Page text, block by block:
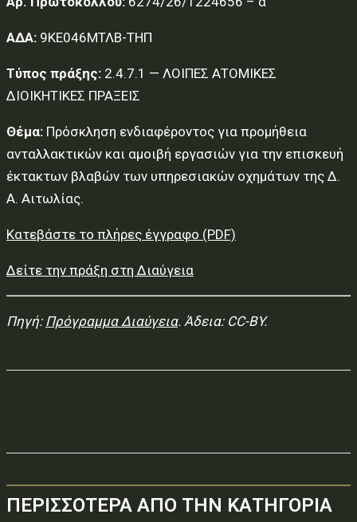
ΑΔΑ: 9ΚΕ046ΜΤΛΒ-ΤΗΠ
Τύπος πράξης: 2.4.7.1 — ΛΟΙΠΕΣ ΑΤΟΜΙΚΕΣ
ΔΙΟΙΚΗΤΙΚΕΣ ΠΡΑΞΕΙΣ
Θέμα: Πρόσκληση ενδιαφέροντος για προμήθεια
ανταλλακτικών και αμοιβή εργασιών για την επισκευή
έκτακτων βλαβών των υπηρεσιακών οχημάτων της Δ.
Α. Αιτωλίας.
Κατεβάστε το πλήρες έγγραφο (PDF)
Δείτε την πράξη στη Διαύγεια
Πηγή: Πρόγραμμα Διαύγεια. Άδεια: CC-BY.
ΠΕΡΙΣΣΟΤΕΡΑ ΑΠΟ ΤΗΝ ΚΑΤΗΓΟΡΙΑ